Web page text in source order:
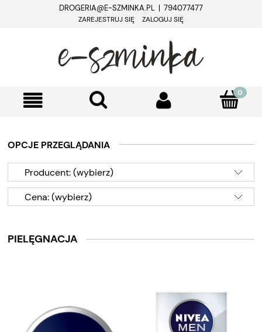
DROGERIA@E-SZMINKA.PL | 794077477
ZAREJESTRUJ SIĘ ZALOGUJ SIĘ
OPCJE PRZEGLĄDANIA
Producent: (wybierz)
Cena: (wybierz)
PIELĘGNACJA